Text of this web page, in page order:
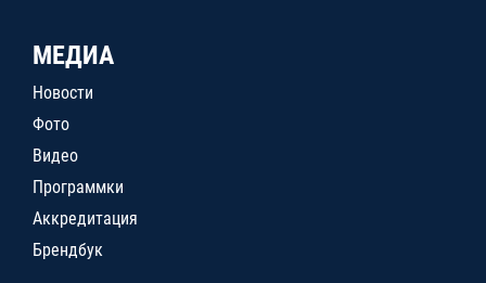
МЕДИА
Новости
Фото
Видео
Программки
Аккредитация
Брендбук